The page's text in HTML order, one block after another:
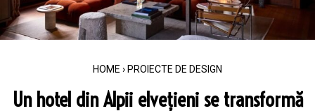
HOME › PROIECTE DE DESIGN
Un hotel din Alpii elvețieni se transformă